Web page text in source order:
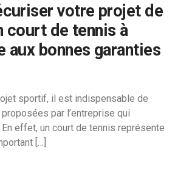
votre projet de
court de tennis à
aux bonnes garanties
sportif, il est indispensable de
par l’entreprise qui
effet, un court de tennis représente
[…]